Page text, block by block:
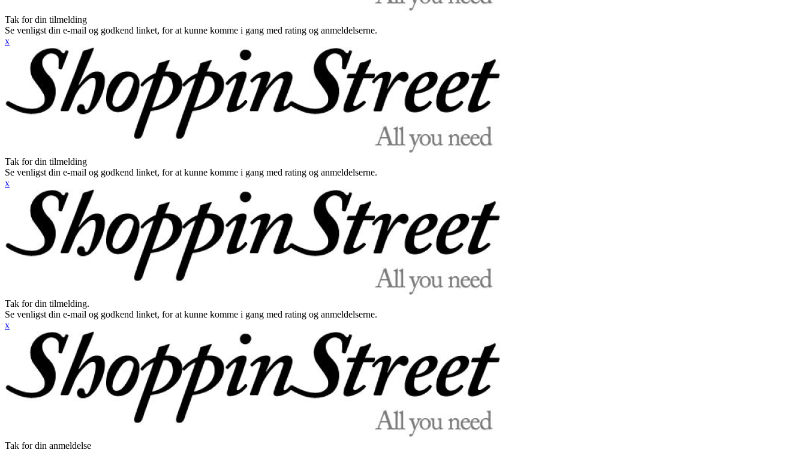
Tak for din tilmelding
Se venligst din e-mail og godkend linket, for at kunne komme i gang med rating og anmeldelserne.
x
Tak for din tilmelding
Se venligst din e-mail og godkend linket, for at kunne komme i gang med rating og anmeldelserne.
x
Tak for din tilmelding.
Se venligst din e-mail og godkend linket, for at kunne komme i gang med rating og anmeldelserne.
x
Tak for din anmeldelse